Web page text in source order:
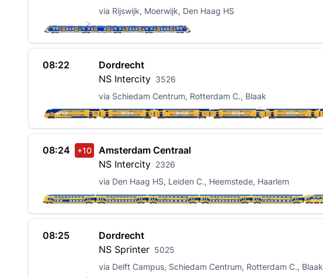
via Rijswijk, Moerwijk, Den Haag HS
08:22
Dordrecht
NS Intercity 3526
via Schiedam Centrum, Rotterdam C., Blaak
08:24 +10
Amsterdam Centraal
NS Intercity 2326
via Den Haag HS, Leiden C., Heemstede, Haarlem
08:25
Dordrecht
NS Sprinter 5025
via Delft Campus, Schiedam Centrum, Rotterdam C., Blaak